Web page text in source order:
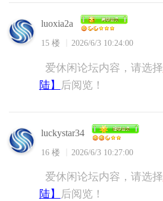
luoxia2a
15 楼 2026/6/3 10:24:00
爱休闲论坛内容，请选择
陆】
后阅览！
luckystar34
16 楼 2026/6/3 10:27:00
爱休闲论坛内容，请选择
陆】
后阅览！